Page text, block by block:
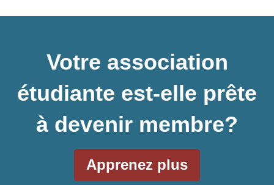
Votre association
étudiante est-elle prête
à devenir membre?
Apprenez plus